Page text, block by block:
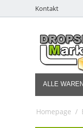
Kontakt
ALLE
Homepage /